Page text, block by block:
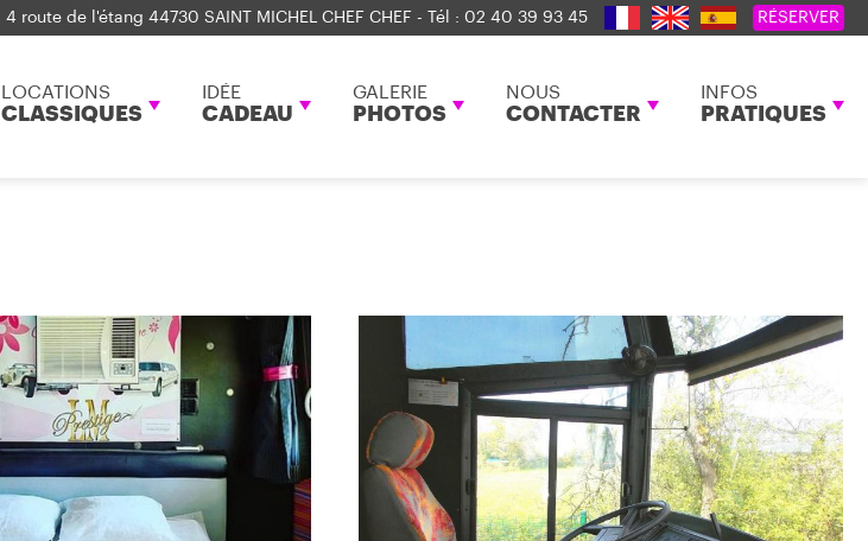
4 route de l'étang 44730 SAINT MICHEL CHEF CHEF - Tél : 02 40 39 93 45 RÉSERVER
LOCATIONS
CLASSIQUES
IDÉE
CADEAU
GALERIE
PHOTOS
NOUS
CONTACTER
INFOS
PRATIQUES